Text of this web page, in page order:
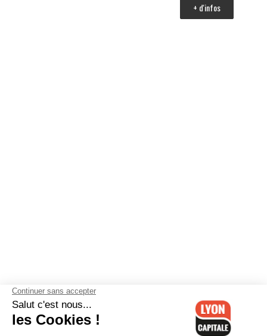
+ d'infos